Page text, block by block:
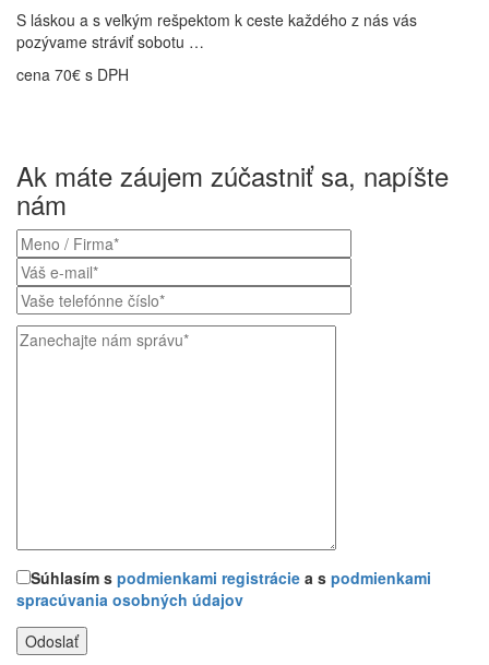
S láskou a s veľkým rešpektom k ceste každého z nás vás
pozývame stráviť sobotu …
cena 70€ s DPH
Ak máte záujem zúčastniť sa, napíšte
nám
Súhlasím s podmienkami registrácie a s podmienkami
spracúvania osobných údajov